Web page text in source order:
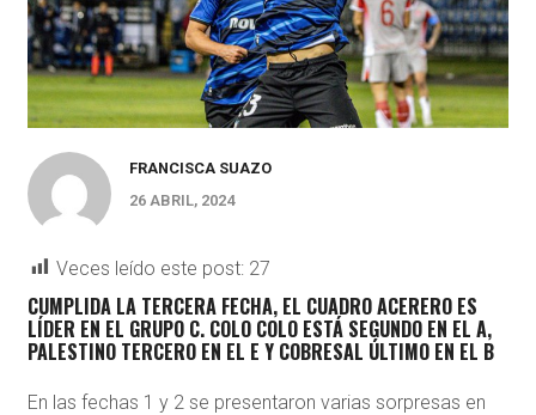
FRANCISCA SUAZO
26 ABRIL, 2024
Veces leído este post: 27
CUMPLIDA LA TERCERA FECHA, EL CUADRO ACERERO ES
LÍDER EN EL GRUPO C. COLO COLO ESTÁ SEGUNDO EN EL A,
PALESTINO TERCERO EN EL E Y COBRESAL ÚLTIMO EN EL B
En las fechas 1 y 2 se presentaron varias sorpresas en